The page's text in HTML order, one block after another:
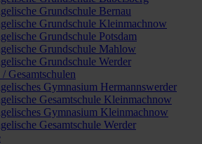
Grundschule Bernau
Grundschule Kleinmachnow
Grundschule Potsdam
Grundschule Mahlow
Grundschule Werder
Gesamtschulen
Gymnasium Hermannswerder
Gesamtschule Kleinmachnow
Gymnasium Kleinmachnow
Gesamtschule Werder